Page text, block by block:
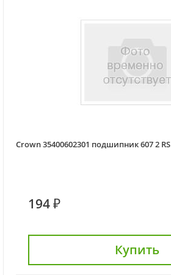
Crown 35400602301 подшипник 607 2 RS
194 ₽
Купить